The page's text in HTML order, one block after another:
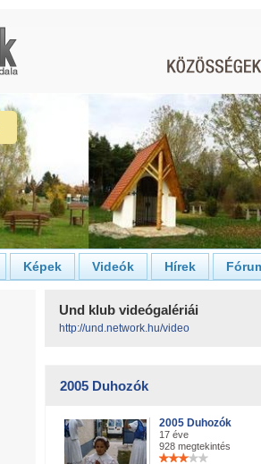
Képek Videók Hírek
Und klub videógalériái
http://und.network.hu/video
2005 Duhozók
2005 Duhozók
17 éve
928 megtekintés